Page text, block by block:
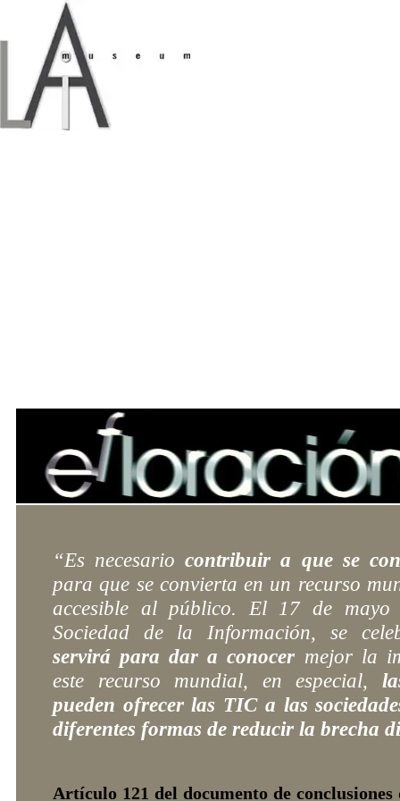
“Es necesariocontribuir a que se
para que se convierta en un recurso
accesible al público. El 17 de
Sociedad de la Información, se
servirá para dar a conocer mejor la
este recurso mundial, en especial,
pueden ofrecer las TIC a las
diferentes formas de reducir la brecha
Artículo 121 del documento de